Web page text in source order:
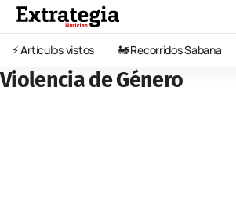
⚡️ Artículos vistos 🚂 Recorridos Sabana
Violencia de Género